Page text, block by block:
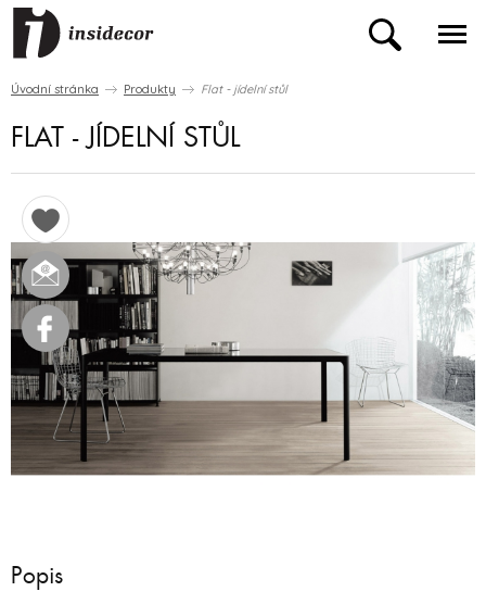
Úvodní stránka Produkty Flat - jídelní stůl
FLAT - JÍDELNÍ STŮL
Popis